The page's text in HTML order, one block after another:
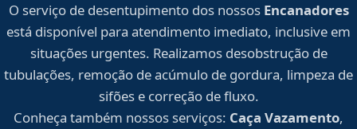
O serviço de desentupimento dos nossos Encanadores
está disponível para atendimento imediato, inclusive em
situações urgentes. Realizamos desobstrução de
tubulações, remoção de acúmulo de gordura, limpeza de
sifões e correção de fluxo.
Conheça também nossos serviços: Caça Vazamento,